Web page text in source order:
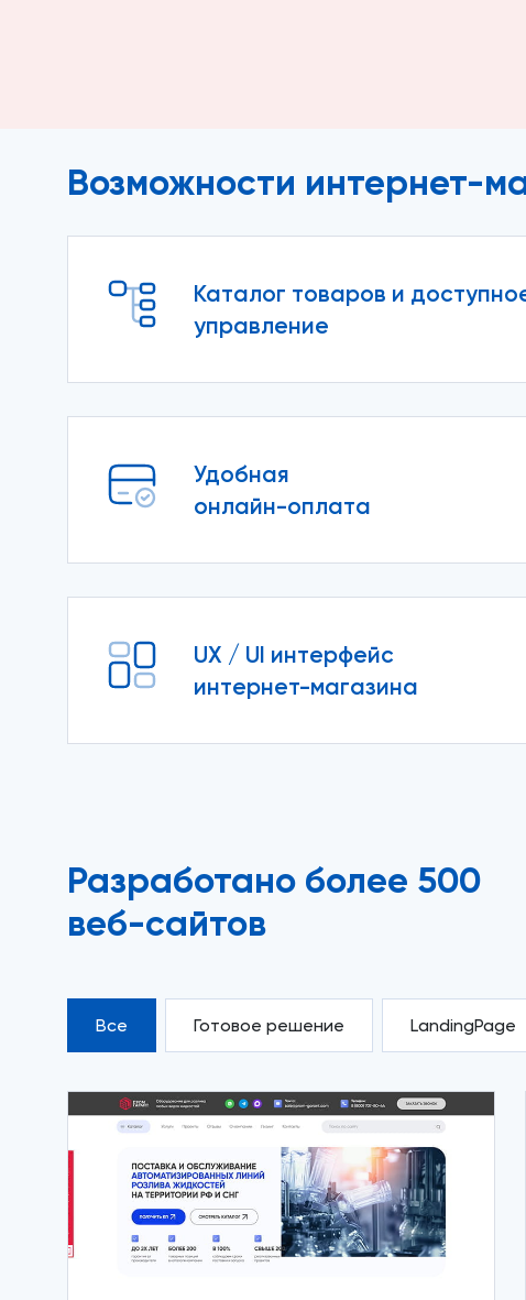
Возможности интернет-
Каталог товаров и
управление
Удобная
онлайн-оплата
UX / UI интерфейс
интернет-магазина
Разработано более 500
веб-сайтов
Все Готовое решение LandingPage